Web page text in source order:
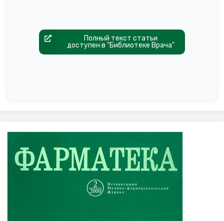
Полный текст статьи
доступен в "Библиотеке Врача"